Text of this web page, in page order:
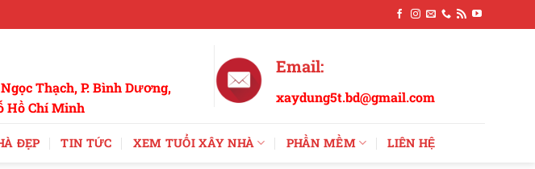
Thạch, P. Bình Dương,
Hồ Chí Minh
Email:
xaydung5t.bd@gmail.com
ĐẸP TIN TỨC XEM TUỔI XÂY NHÀ PHẦN MỀM LIÊN HỆ